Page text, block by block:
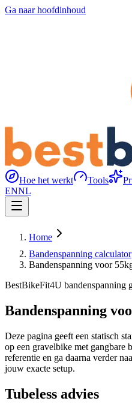
Ga naar hoofdinhoud
Hoe het werkt Tools
ENNL
Home
Bandenspanning calculator
Bandenspanning voor
BestBikeFit4U bandenspanning
Bandenspanning
Deze pagina geeft een statisch
op een gravelbike met gangbare
referentie en ga daarna verder
jouw exacte setup.
Tubeless advies